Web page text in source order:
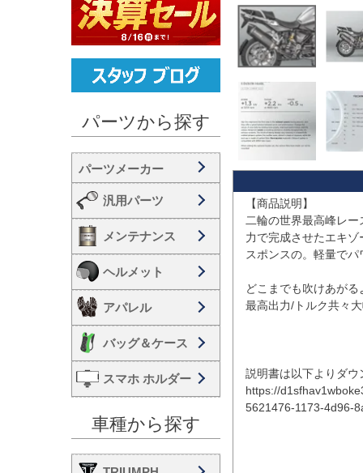
パーツから探す
汎用パーツ
メンテナンス
ヘルメット
アパレル
バッグ＆ケース
スマホ ホルダー
車種から探す
【商品説明】
二輪の世界最高峰レ
力で完成させたエキ
スポンスの。軽量で
どこまでも吹けあが
最高出力/トルク共々
説明書は以下よりダ
https://
5621476-1173-4d96-